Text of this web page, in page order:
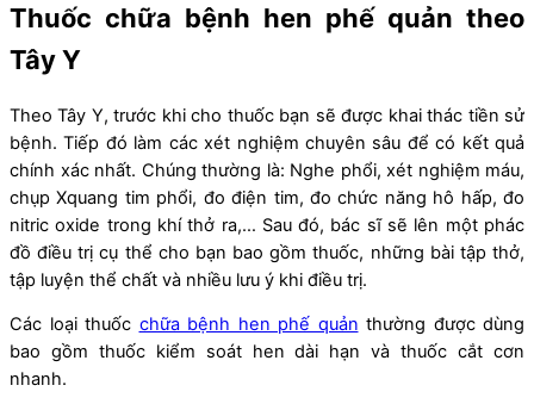
Thuốc chữa bệnh hen phế quản theo
Tây Y
Theo Tây Y, trước khi cho thuốc bạn sẽ được khai thác tiền sử
bệnh. Tiếp đó làm các xét nghiệm chuyên sâu để có kết quả
chính xác nhất. Chúng thường là: Nghe phổi, xét nghiệm máu,
chụp Xquang tim phổi, đo điện tim, đo chức năng hô hấp, đo
nitric oxide trong khí thở ra,… Sau đó, bác sĩ sẽ lên một phác
đồ điều trị cụ thể cho bạn bao gồm thuốc, những bài tập thở,
tập luyện thể chất và nhiều lưu ý khi điều trị.
Các loại thuốc chữa bệnh hen phế quản thường được dùng
bao gồm thuốc kiểm soát hen dài hạn và thuốc cắt cơn
nhanh.